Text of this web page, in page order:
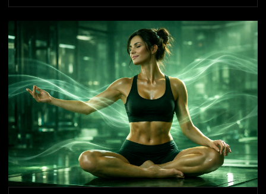
ЦИКЛ ПОВТОРЯЮЩИХСЯ СЦЕНАРИЕВ
→ СВОБОДНЫЕ РЕАКЦИИ
Ты больше не выбираешь недоступных-партнёров, не
бежишь в спасателя, не живёшь в режиме «я всё
Еда перестаёт быть способом заглушить тревогу
Лишний вес перестаёт быть защитой.
Ты снова чувствуешь тело, слышишь его
сигналы и живёшь не на стрессе, а на
балансе.